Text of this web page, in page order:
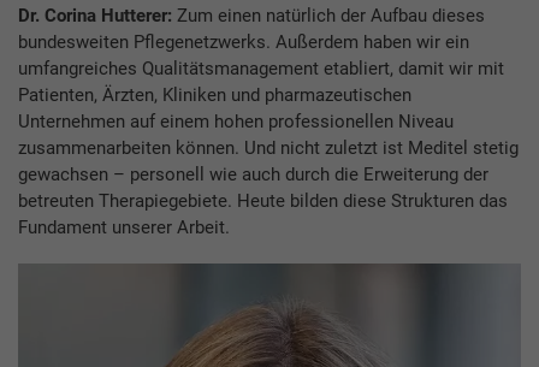
Dr. Corina Hutterer: Zum einen natürlich der Aufbau dieses
bundesweiten Pflegenetzwerks. Außerdem haben wir ein
umfangreiches Qualitätsmanagement etabliert, damit wir mit
Patienten, Ärzten, Kliniken und pharmazeutischen
Unternehmen auf einem hohen professionellen Niveau
zusammenarbeiten können. Und nicht zuletzt ist Meditel stetig
gewachsen – personell wie auch durch die Erweiterung der
betreuten Therapiegebiete. Heute bilden diese Strukturen das
Fundament unserer Arbeit.